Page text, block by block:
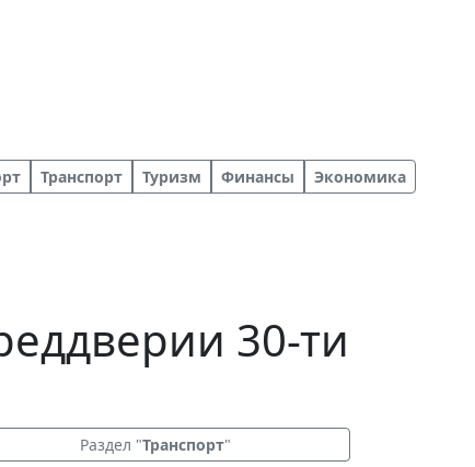
Транспорт Туризм Финансы
Экономика
30-ти
Раздел "Транспорт"